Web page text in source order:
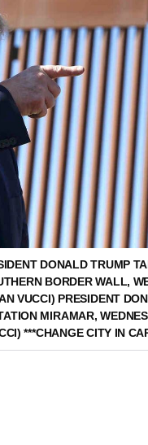
DONALD TRUMP
BORDER WALL,
VUCCI) PRESIDENT
MIRAMAR,
***CHANGE CITY IN